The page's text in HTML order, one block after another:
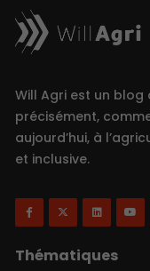
Will Agri est un blog
précisément,
aujourd’hui, à
et inclusive.
Thématiques